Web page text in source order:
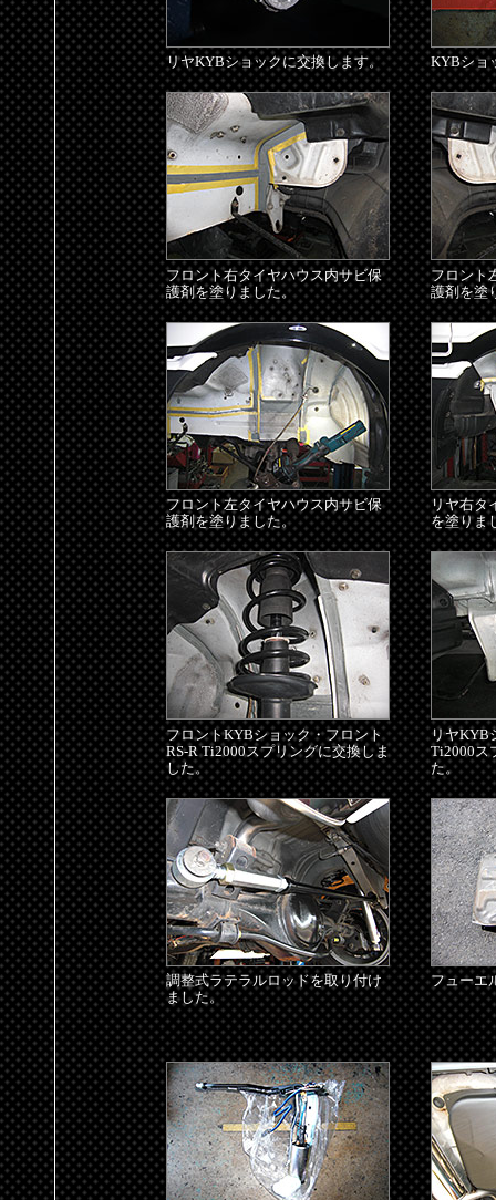
リヤKYBショックに交換します。 KYBショ
フロント右タイヤハウス内サビ保
護剤を塗りました。
フロント
護剤を塗
フロント左タイヤハウス内サビ保
護剤を塗りました。
リヤ右タ
を塗りま
フロントKYBショック・フロント
RS-R Ti2000スプリングに交換しま
した。
リヤKYB
Ti2000ス
た。
調整式ラテラルロッドを取り付け
ました。
フューエ